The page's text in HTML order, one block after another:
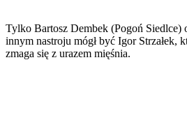
Tylko Bartosz Dembek (Pogoń
innym nastroju mógł być Igor Strzałek,
zmaga się z urazem mięśnia.